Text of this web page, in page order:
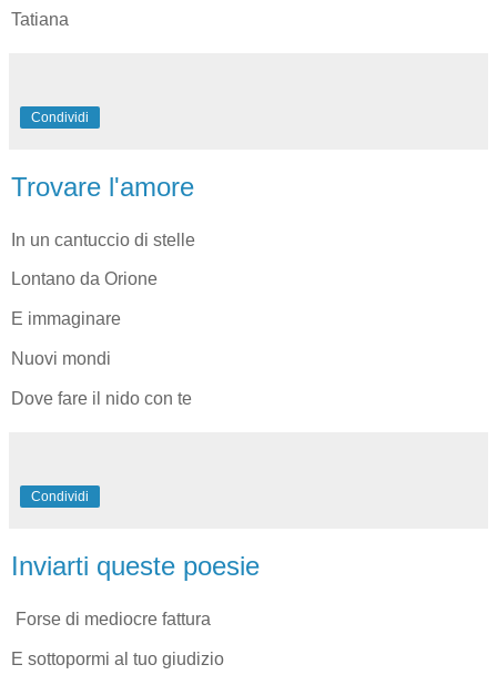
Tatiana
Condividi
Trovare l'amore
In un cantuccio di stelle
Lontano da Orione
E immaginare
Nuovi mondi
Dove fare il nido con te
Condividi
Inviarti queste poesie
Forse di mediocre fattura
E sottopormi al tuo giudizio